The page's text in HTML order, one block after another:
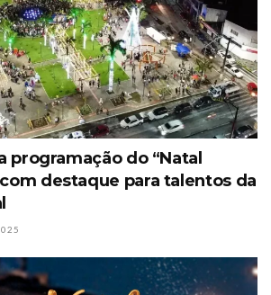
programação do “Natal
destaque para talentos da